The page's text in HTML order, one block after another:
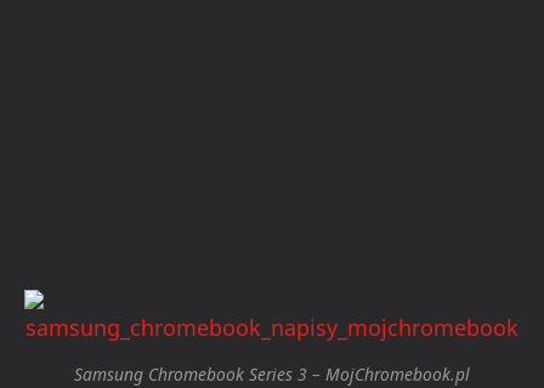
Samsung Chromebook Series 3 – MojChromebook.pl